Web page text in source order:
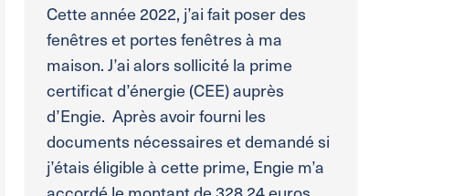
Cette année 2022, j’ai fait poser des
fenêtres et portes fenêtres à ma
maison. J’ai alors sollicité la prime
certificat d’énergie (CEE) auprès
d’Engie. Après avoir fourni les
documents nécessaires et demandé si
j’étais éligible à cette prime, Engie m’a